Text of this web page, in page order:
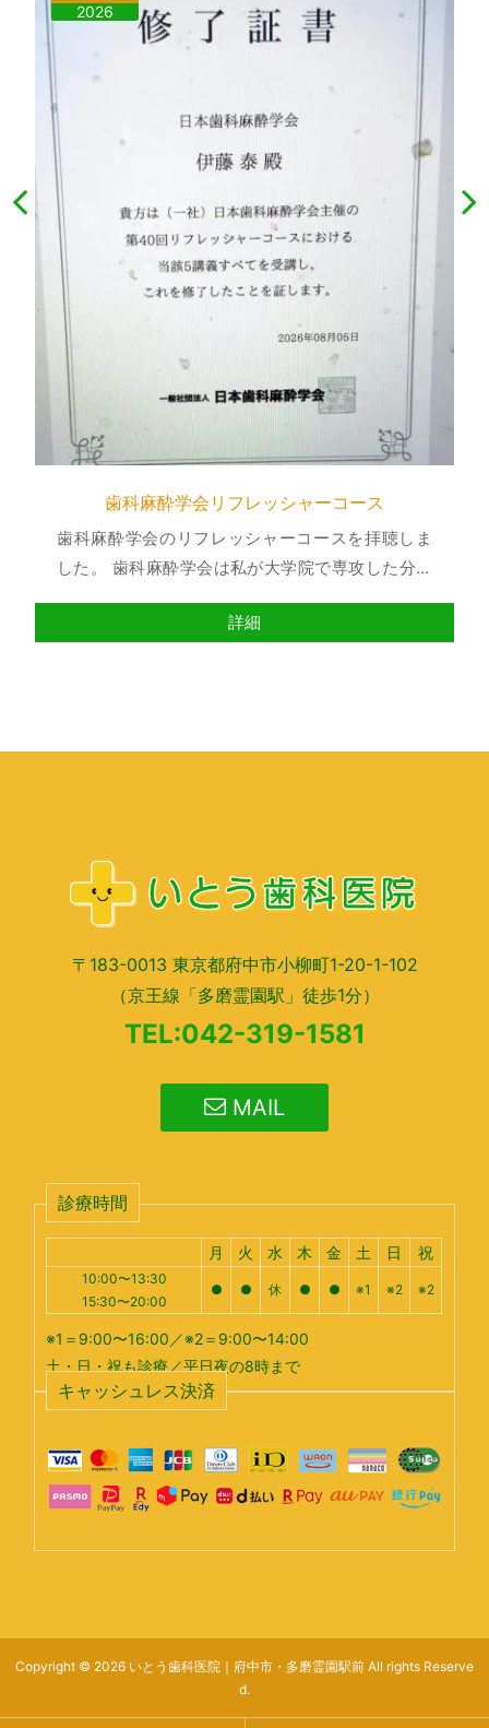
2026
歯科麻酔学会リフレッシャーコース
歯科麻酔学会のリフレッシャーコースを拝聴しま
した。 歯科麻酔学会は私が大学院で専攻した分野
詳細
〒183-0013 東京都府中市小柳町1-20-1-102
（京王線「多磨霊園駅」徒歩1分）
TEL:042-319-1581
MAIL
診療時間
月 火 水 木 金 土 日 祝
10:00〜13:30
15:30〜20:00
● ● 休 ● ● ※1 ※2 ※2
※1＝9:00〜16:00／※2＝9:00〜14:00
土・日・祝も診療／平日夜の8時まで
キャッシュレス決済
Copyright © 2026 いとう歯科医院｜府中市・多磨霊園駅前 All rights Reserve
d.